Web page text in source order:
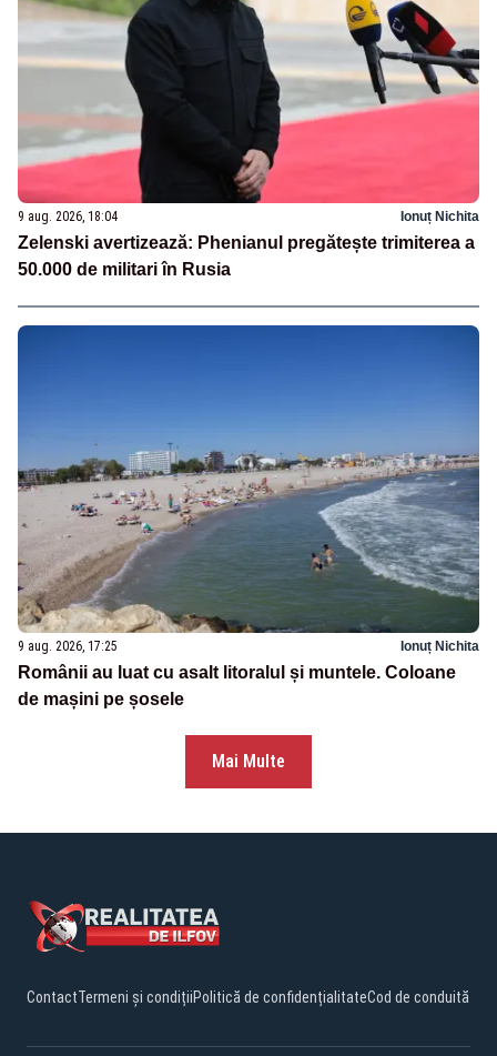
9 aug. 2026, 18:04 Ionuț Nichita
Zelenski avertizează: Phenianul pregătește trimiterea a
50.000 de militari în Rusia
9 aug. 2026, 17:25 Ionuț Nichita
Românii au luat cu asalt litoralul și muntele. Coloane
de mașini pe șosele
Mai Multe
ContactTermeni și condițiiPolitică de confidențialitateCod de conduită